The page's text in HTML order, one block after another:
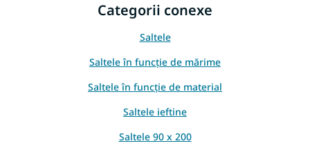
Categorii conexe
Saltele
Saltele în funcție de mărime
Saltele în funcție de material
Saltele ieftine
Saltele 90 x 200